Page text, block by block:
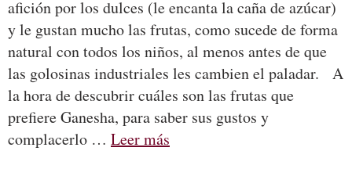
afición por los dulces (le encanta la caña de azúcar)
y le gustan mucho las frutas, como sucede de forma
natural con todos los niños, al menos antes de que
las golosinas industriales les cambien el paladar. A
la hora de descubrir cuáles son las frutas que
prefiere Ganesha, para saber sus gustos y
complacerlo … Leer más